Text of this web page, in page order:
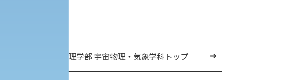
理学部 宇宙物理・気象学科トップ